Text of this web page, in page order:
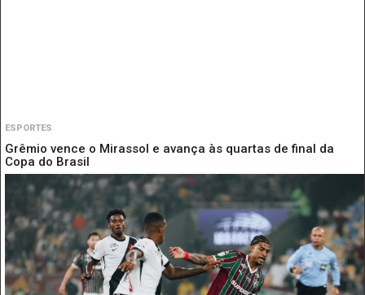
ESPORTES
Grêmio vence o Mirassol e avança às quartas de final da
Copa do Brasil